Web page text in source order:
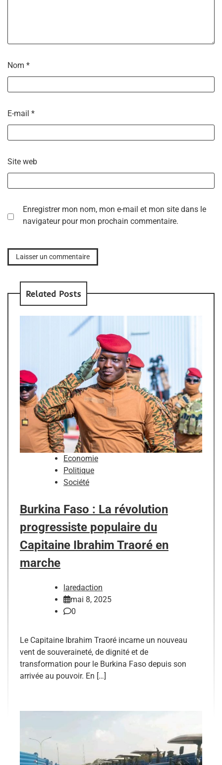
Nom *
E-mail *
Site web
Enregistrer mon nom, mon e-mail et mon site dans le
navigateur pour mon prochain commentaire.
Related Posts
Economie
Politique
Société
Burkina Faso : La révolution
progressiste populaire du
Capitaine Ibrahim Traoré en
marche
laredaction
mai 8, 2025
0
Le Capitaine Ibrahim Traoré incarne un nouveau
vent de souveraineté, de dignité et de
transformation pour le Burkina Faso depuis son
arrivée au pouvoir. En […]